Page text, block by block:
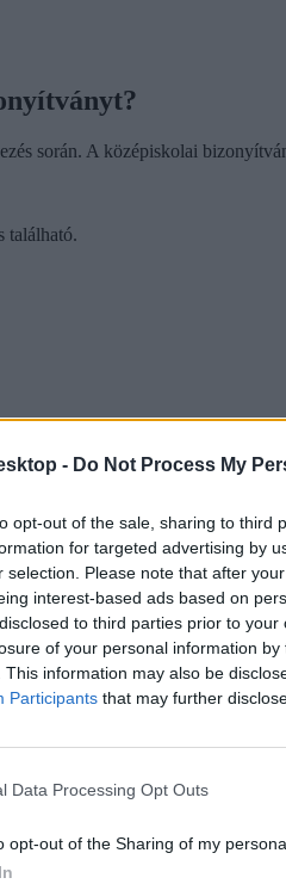
- Do Not Process My
opt-out of the sale, sharing to third
for targeted advertising by
selection. Please note that after
interest-based ads based on
to third parties prior to
of your personal information
This information may also be
Participants that may further
Data Processing Opt Outs
opt-out of the Sharing of my
során. A középiskolai
található.
a Középiskolai eredmények